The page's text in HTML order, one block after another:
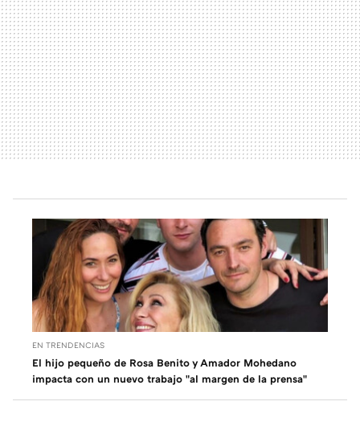
EN TRENDENCIAS
El hijo pequeño de Rosa Benito y Amador Mohedano
impacta con un nuevo trabajo "al margen de la prensa"